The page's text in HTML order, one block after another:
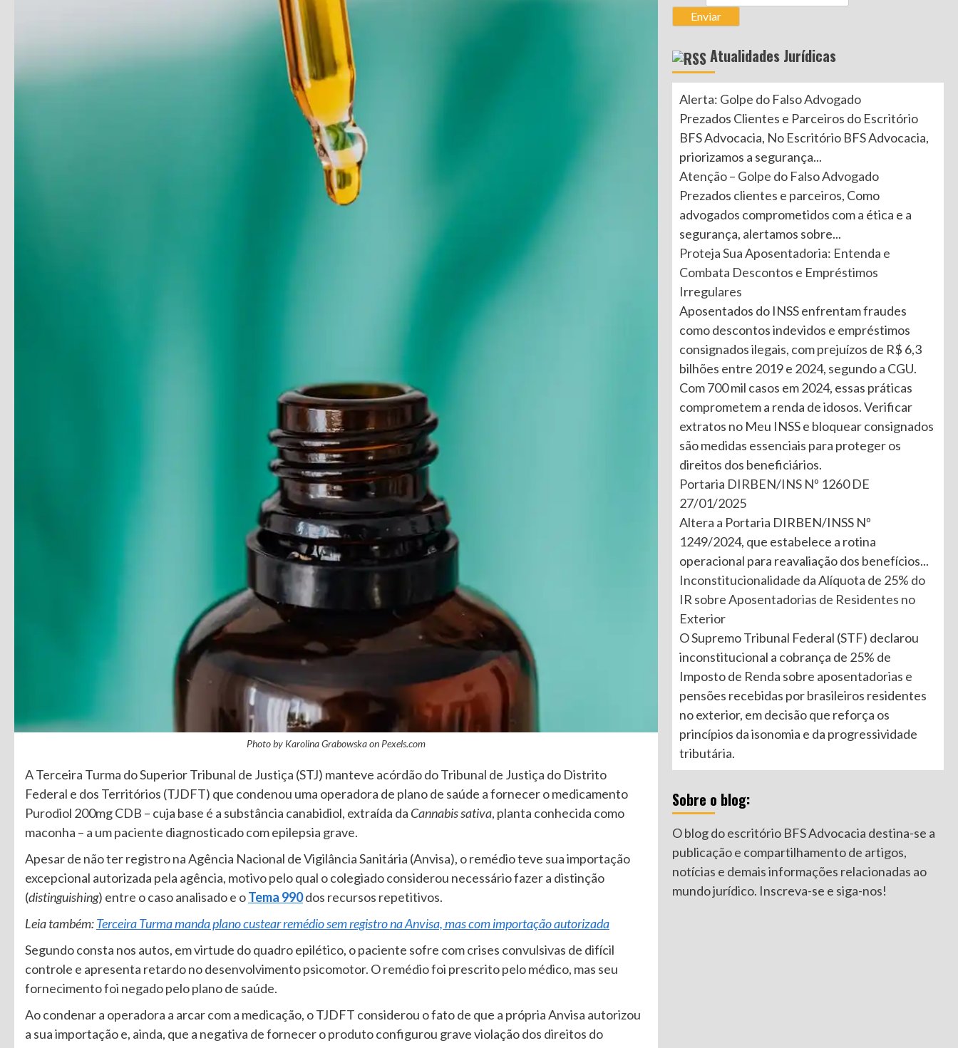
Photo by Karolina Grabowska on Pexels.com
A Terceira Turma do Superior Tribunal de Justiça (STJ) manteve acórdão do Tribunal de Justiça do Distrito
Federal e dos Territórios (TJDFT) que condenou uma operadora de plano de saúde a fornecer o medicamento
Purodiol 200mg CDB – cuja base é a substância canabidiol, extraída da Cannabis sativa, planta conhecida como
maconha – a um paciente diagnosticado com epilepsia grave.
Apesar de não ter registro na Agência Nacional de Vigilância Sanitária (Anvisa), o remédio teve sua importação
excepcional autorizada pela agência, motivo pelo qual o colegiado considerou necessário fazer a distinção
(distinguishing) entre o caso analisado e oTema 990dos recursos repetitivos.
Leia também:Terceira Turma manda plano custear remédio sem registro na Anvisa, mas com importação autorizada
Segundo consta nos autos, em virtude do quadro epilético, o paciente sofre com crises convulsivas de difícil
controle e apresenta retardo no desenvolvimento psicomotor. O remédio foi prescrito pelo médico, mas seu
fornecimento foi negado pelo plano de saúde.
Ao condenar a operadora a arcar com a medicação, o TJDFT considerou o fato de que a própria Anvisa autorizou
a sua importação e, ainda, que a negativa de fornecer o produto configurou grave violação dos direitos do
Enviar
Atualidades Jurídicas
Alerta: Golpe do Falso Advogado
Prezados Clientes e Parceiros do Escritório
BFS Advocacia, No Escritório BFS Advocacia,
priorizamos a segurança...
Atenção – Golpe do Falso Advogado
Prezados clientes e parceiros, Como
advogados comprometidos com a ética e a
segurança, alertamos sobre...
Proteja Sua Aposentadoria: Entenda e
Combata Descontos e Empréstimos
Irregulares
Aposentados do INSS enfrentam fraudes
como descontos indevidos e empréstimos
consignados ilegais, com prejuízos de R$ 6,3
bilhões entre 2019 e 2024, segundo a CGU.
Com 700 mil casos em 2024, essas práticas
comprometem a renda de idosos. Verificar
extratos no Meu INSS e bloquear consignados
são medidas essenciais para proteger os
direitos dos beneficiários.
Portaria DIRBEN/INS Nº 1260 DE
27/01/2025
Altera a Portaria DIRBEN/INSS Nº
1249/2024, que estabelece a rotina
operacional para reavaliação dos benefícios...
Inconstitucionalidade da Alíquota de 25% do
IR sobre Aposentadorias de Residentes no
Exterior
O Supremo Tribunal Federal (STF) declarou
inconstitucional a cobrança de 25% de
Imposto de Renda sobre aposentadorias e
pensões recebidas por brasileiros residentes
no exterior, em decisão que reforça os
princípios da isonomia e da progressividade
tributária.
Sobre o blog:
O blog do escritório BFS Advocacia destina-se a
publicação e compartilhamento de artigos,
notícias e demais informações relacionadas ao
mundo jurídico. Inscreva-se e siga-nos!